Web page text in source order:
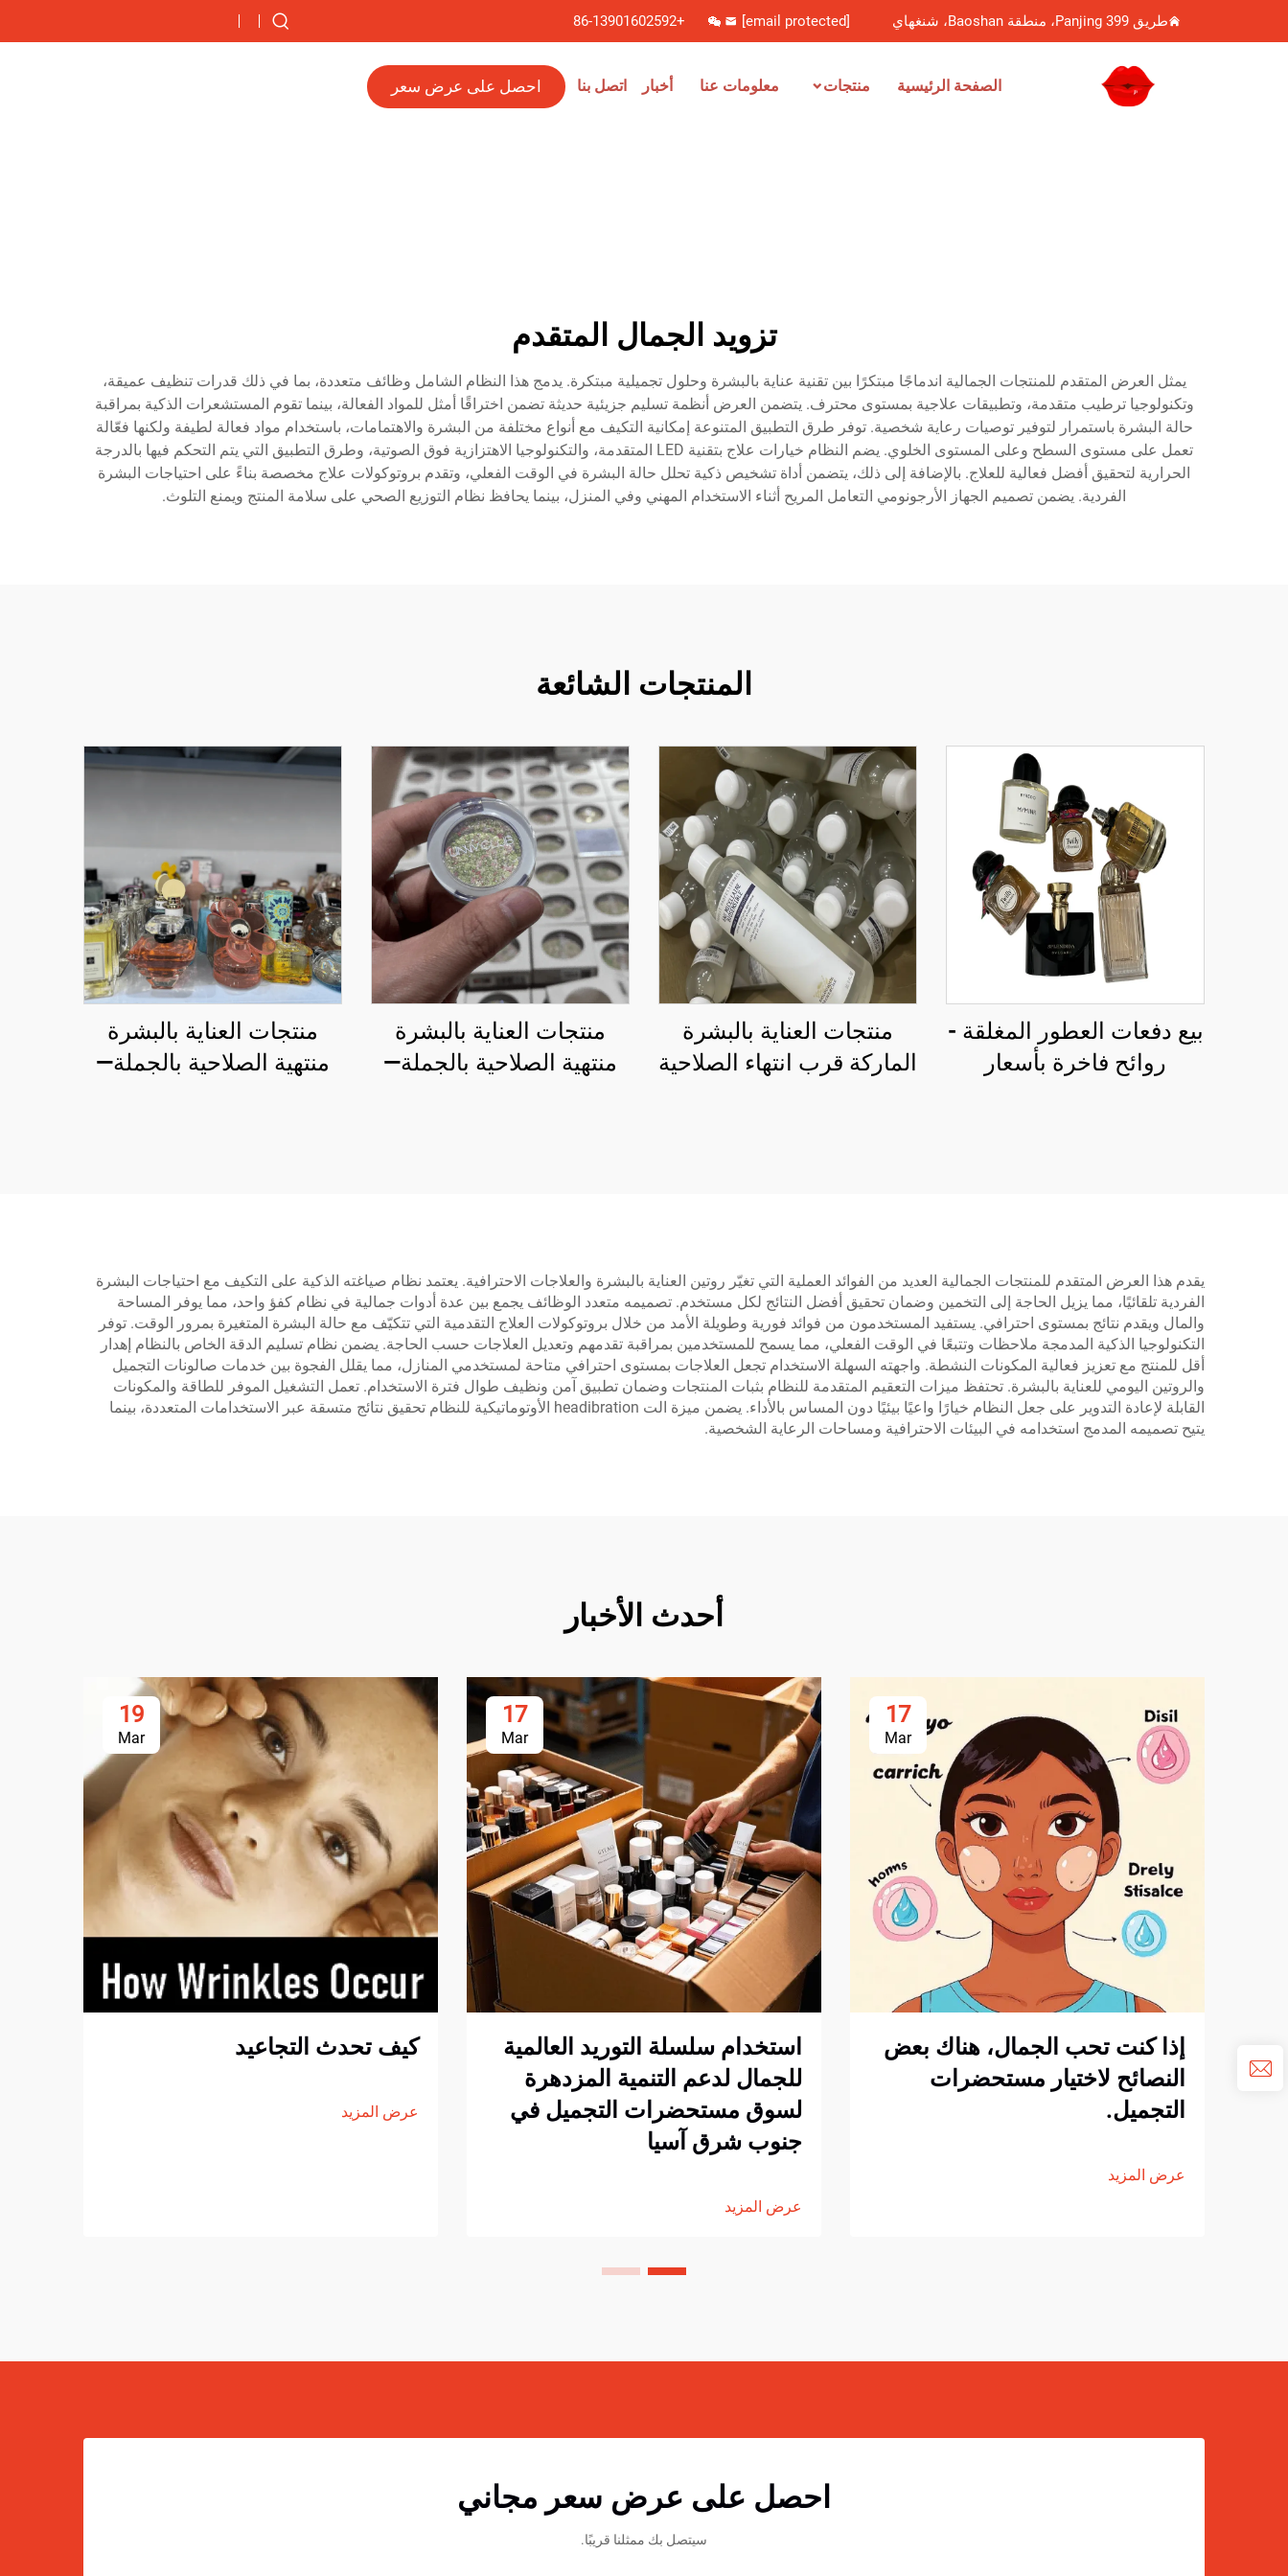
طريق Panjing 399، منطقة Baoshan، شنغهاي [email protected]
+86-13901602592
الصفحة الرئيسية منتجات معلومات عنا أخبار اتصل بنا احصل على عرض سعر
تزويد الجمال المتقدم
يمثل العرض المتقدم للمنتجات الجمالية اندماجًا مبتكرًا بين تقنية عناية بالبشرة وحلول تجميلية مبتكرة. يدمج هذا النظام الشامل وظائف متعددة، بما في ذلك قدرات تنظيف عميقة،
وتكنولوجيا ترطيب متقدمة، وتطبيقات علاجية بمستوى محترف. يتضمن العرض أنظمة تسليم جزيئية حديثة تضمن اختراقًا أمثل للمواد الفعالة، بينما تقوم المستشعرات الذكية بمراقبة
حالة البشرة باستمرار لتوفير توصيات رعاية شخصية. توفر طرق التطبيق المتنوعة إمكانية التكيف مع أنواع مختلفة من البشرة والاهتمامات، باستخدام مواد فعالة لطيفة ولكنها فعّالة
تعمل على مستوى السطح وعلى المستوى الخلوي. يضم النظام خيارات علاج بتقنية LED المتقدمة، والتكنولوجيا الاهتزازية فوق الصوتية، وطرق التطبيق التي يتم التحكم فيها بالدرجة
الحرارية لتحقيق أفضل فعالية للعلاج. بالإضافة إلى ذلك، يتضمن أداة تشخيص ذكية تحلل حالة البشرة في الوقت الفعلي، وتقدم بروتوكولات علاج مخصصة بناءً على احتياجات البشرة
الفردية. يضمن تصميم الجهاز الأرجونومي التعامل المريح أثناء الاستخدام المهني وفي المنزل، بينما يحافظ نظام التوزيع الصحي على سلامة المنتج ويمنع التلوث.
المنتجات الشائعة
بيع دفعات العطور المغلقة -
روائح فاخرة بأسعار
منتجات العناية بالبشرة
الماركة قرب انتهاء الصلاحية
منتجات العناية بالبشرة
منتهية الصلاحية بالجملة—
منتجات العناية بالبشرة
منتهية الصلاحية بالجملة—
يقدم هذا العرض المتقدم للمنتجات الجمالية العديد من الفوائد العملية التي تغيّر روتين العناية بالبشرة والعلاجات الاحترافية. يعتمد نظام صياغته الذكية على التكيف مع احتياجات البشرة
الفردية تلقائيًا، مما يزيل الحاجة إلى التخمين وضمان تحقيق أفضل النتائج لكل مستخدم. تصميمه متعدد الوظائف يجمع بين عدة أدوات جمالية في نظام كفؤ واحد، مما يوفر المساحة
والمال ويقدم نتائج بمستوى احترافي. يستفيد المستخدمون من فوائد فورية وطويلة الأمد من خلال بروتوكولات العلاج التقدمية التي تتكيّف مع حالة البشرة المتغيرة بمرور الوقت. توفر
التكنولوجيا الذكية المدمجة ملاحظات وتتبعًا في الوقت الفعلي، مما يسمح للمستخدمين بمراقبة تقدمهم وتعديل العلاجات حسب الحاجة. يضمن نظام تسليم الدقة الخاص بالنظام إهدار
أقل للمنتج مع تعزيز فعالية المكونات النشطة. واجهته السهلة الاستخدام تجعل العلاجات بمستوى احترافي متاحة لمستخدمي المنازل، مما يقلل الفجوة بين خدمات صالونات التجميل
والروتين اليومي للعناية بالبشرة. تحتفظ ميزات التعقيم المتقدمة للنظام بثبات المنتجات وضمان تطبيق آمن ونظيف طوال فترة الاستخدام. تعمل التشغيل الموفر للطاقة والمكونات
القابلة لإعادة التدوير على جعل النظام خيارًا واعيًا بيئيًا دون المساس بالأداء. يضمن ميزة الت headibration الأوتوماتيكية للنظام تحقيق نتائج متسقة عبر الاستخدامات المتعددة، بينما
يتيح تصميمه المدمج استخدامه في البيئات الاحترافية ومساحات الرعاية الشخصية.
أحدث الأخبار
17
Mar
إذا كنت تحب الجمال، هناك بعض
النصائح لاختيار مستحضرات
التجميل.
عرض المزيد
17
Mar
استخدام سلسلة التوريد العالمية
للجمال لدعم التنمية المزدهرة
لسوق مستحضرات التجميل في
جنوب شرق آسيا
عرض المزيد
19
Mar
كيف تحدث التجاعيد
عرض المزيد
احصل على عرض سعر مجاني
سيتصل بك ممثلنا قريبًا.